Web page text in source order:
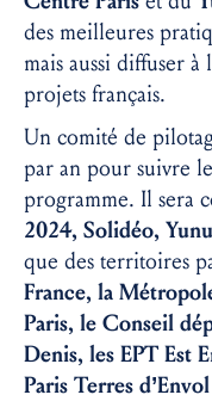
des meilleures
mais aussi diffuser
projets français.
Un comité de
par an pour suivre
programme. Il sera
2024, Solidéo,
que des territoires
France, la
Paris, le Conseil
Denis, les EPT Est
Paris Terres